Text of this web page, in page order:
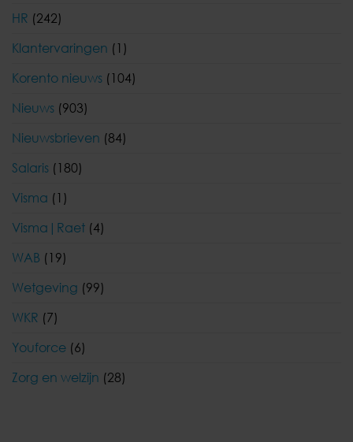
HR (242)
Klantervaringen (1)
Korento nieuws (104)
Nieuws (903)
Nieuwsbrieven (84)
Salaris (180)
Visma (1)
Visma|Raet (4)
WAB (19)
Wetgeving (99)
WKR (7)
Youforce (6)
Zorg en welzijn (28)